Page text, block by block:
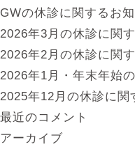
GWの休診に関するお
2026年3月の休診に関
2026年2月の休診に関
2026年1月・年末年始
2025年12月の休診に関
最近のコメント
アーカイブ